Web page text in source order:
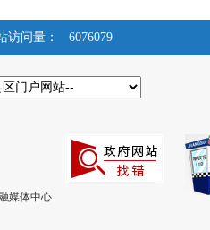
访问量： 6076079
媒体中心